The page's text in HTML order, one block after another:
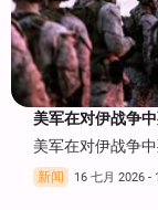
美军在对伊战争
美军在对伊战争
新闻 16 七月 2026 -